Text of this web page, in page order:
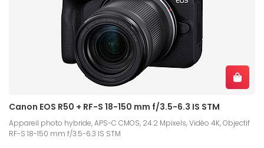
Canon EOS R50 + RF-S 18-150 mm f/3.5-6.3 IS STM
Appareil photo hybride, APS-C CMOS, 24.2 Mpixels, Vidéo 4K, Objectif
RF-S 18-150 mm f/3.5-6.3 IS STM